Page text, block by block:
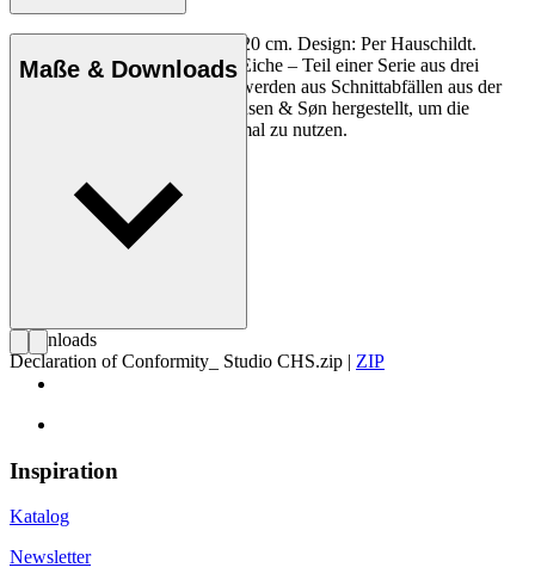
Tapas-Servierbrett, klein, 36 x 20 cm. Design: Per Hauschildt.
Tapasbrett aus Nussbaum und Eiche – Teil einer Serie aus drei
Servierbrettern. Die Brettchen werden aus Schnittabfällen aus der
Möbelproduktion von Carl Hansen & Søn hergestellt, um die
wertvolle Ressource Holz optimal zu nutzen.
Maße & Downloads
Downloads
Declaration of Conformity_ Studio CHS.zip | ZIP
Inspiration
Katalog
Newsletter